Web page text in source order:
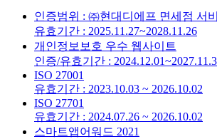
인증범위 : ㈜현대디에프 면세점 서
유효기간 : 2025.11.27~2028.11.26
개인정보보호 우수 웹사이트
인증/유효기간 :
ISO 27001
유효기간 : 2023.10.03 ~ 2026.10.02
ISO 27701
유효기간 : 2024.07.26 ~ 2026.10.02
스마트앱어워드 2021